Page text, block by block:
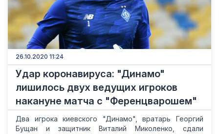
26.10.2020 11:24
Удар коронавируса: "Динамо"
лишилось двух ведущих игроков
накануне матча с "Ференцварошем"
Два игрока киевского "Динамо", вратарь Георгий
Бущан и защитник Виталий Миколенко, сдали